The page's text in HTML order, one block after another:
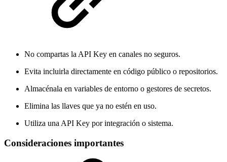
No compartas la API Key en canales no seguros.
Evita incluirla directamente en código público o repositorios.
Almacénala en variables de entorno o gestores de secretos.
Elimina las llaves que ya no estén en uso.
Utiliza una API Key por integración o sistema.
Consideraciones importantes